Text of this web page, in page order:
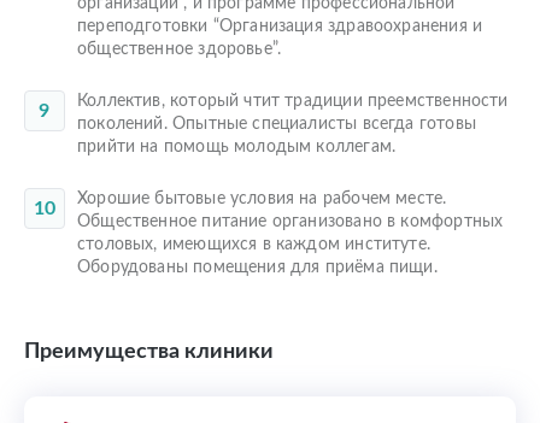
организации”, и программе профессиональной
переподготовки “Организация здравоохранения и
общественное здоровье”.
Коллектив, который чтит традиции преемственности
поколений. Опытные специалисты всегда готовы
прийти на помощь молодым коллегам.
Хорошие бытовые условия на рабочем месте.
Общественное питание организовано в комфортных
столовых, имеющихся в каждом институте.
Оборудованы помещения для приёма пищи.
Преимущества клиники